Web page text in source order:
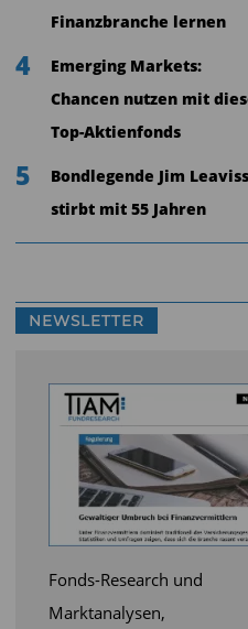
Finanzbranche lernen
4
Emerging Markets:
Chancen nutzen mit
Top-Aktienfonds
5
Bondlegende Jim Leaviss
stirbt mit 55 Jahren
NEWSLETTER
Fonds-Research und
Marktanalysen,